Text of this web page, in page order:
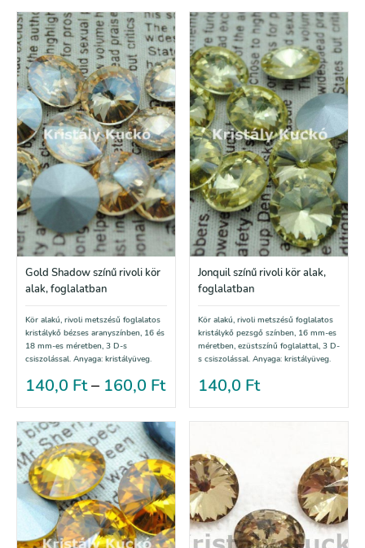
Gold Shadow színű rivoli kör
alak, foglalatban
Kör alakú, rivoli metszésű foglalatos
kristálykő bézses aranyszínben, 16 és
18 mm-es méretben, 3 D-s
csiszolással. Anyaga: kristályüveg.
140,0 Ft– 160,0 Ft
Jonquil színű rivoli kör alak,
foglalatban
Kör alakú, rivoli metszésű foglalatos
kristálykő pezsgő színben, 16 mm-es
méretben, ezüstszínű foglalattal, 3 D-
s csiszolással. Anyaga: kristályüveg.
140,0 Ft